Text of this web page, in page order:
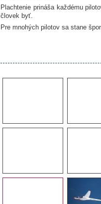
Plachtenie prináša každému
človek byť.
Pre mnohých pilotov sa stane